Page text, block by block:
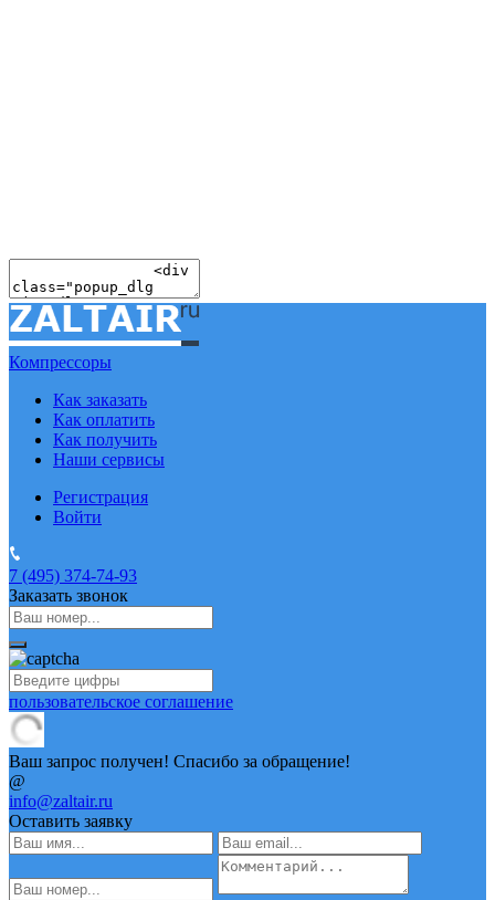
Компрессоры
Как заказать
Как оплатить
Как получить
Наши сервисы
Регистрация
Войти
7 (495) 374-74-93
Заказать звонок
пользовательское соглашение
Ваш запрос получен! Спасибо за обращение!
@
info@zaltair.ru
Оставить заявку